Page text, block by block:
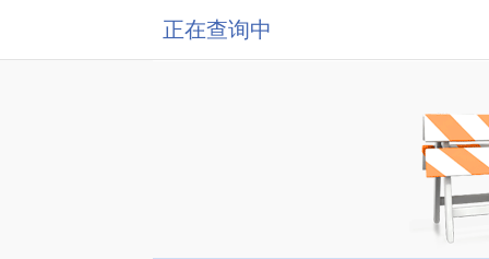
正在查询中